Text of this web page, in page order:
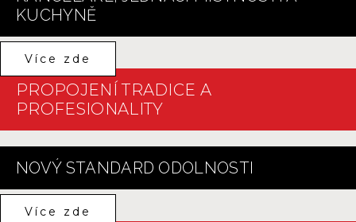
KUCHYNĚ
Více zde
PROPOJENÍ TRADICE A
PROFESIONALITY
NOVÝ STANDARD ODOLNOSTI
Více zde